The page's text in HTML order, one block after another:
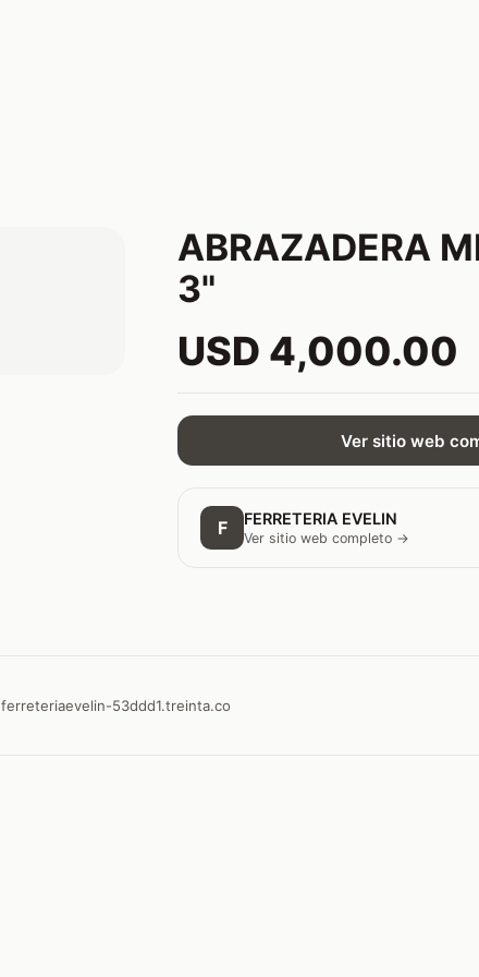
ABRAZADERA
3"
USD 4,000.00
Ver sitio web
F FERRETERIA EVELIN
Ver sitio web completo →
ferreteriaevelin-53ddd1.treinta.co